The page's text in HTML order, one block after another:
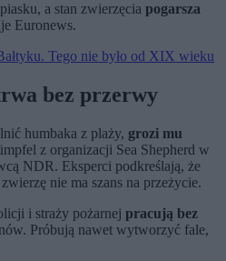
a stan zwierzęcia pogarsza
Euronews.
Tego nie było od XIX wieku
bez przerwy
humbaka z plaży, grozi mu
z organizacji Sea Shepherd w
NDR. Eksperci podkreślają, że
nie ma szans na przeżycie.
i straży pożarnej pracują bez
Próbują nawet wytworzyć fale,